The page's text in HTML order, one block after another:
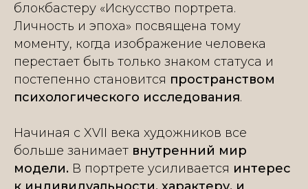
блокбастеру «Искусство портрета.
Личность и эпоха» посвящена тому
моменту, когда изображение человека
перестает быть только знаком статуса и
постепенно становится пространством
психологического исследования.
Начиная с XVII века художников все
больше занимает внутренний мир
модели. В портрете усиливается интерес